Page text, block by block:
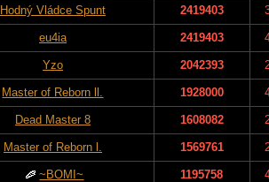
Hodný Vládce Spunt 2419403
eu4ia 2419403
Yzo 2042393
Master of Reborn ll. 1928000
Dead Master 8 1608082
Master of Reborn l. 1569761
~BOMI~ 1195758